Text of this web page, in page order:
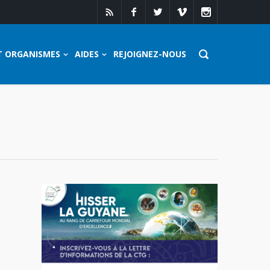
ORGANISMES AIDES REJOIGNEZ-NOUS